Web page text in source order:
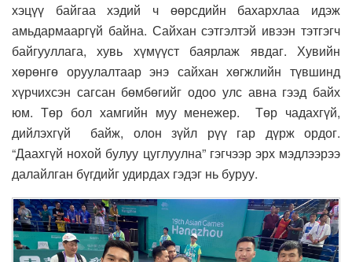
хэцүү байгаа хэдий ч өөрсдийн бахархлаа идэж
амьдармааргүй байна. Сайхан сэтгэлтэй ивээн тэтгэгч
байгууллага, хувь хүмүүст баярлаж явдаг. Хувийн
хөрөнгө оруулалтаар энэ сайхан хөгжлийн түвшинд
хүрчихсэн сагсан бөмбөгийг одоо улс авна гээд байх
юм. Төр бол хамгийн муу менежер. Төр чадахгүй,
дийлэхгүй байж, олон зүйл рүү гар дүрж ордог.
“Даахгүй нохой булуу цуглуулна” гэгчээр эрх мэдлээрээ
далайлган бүгдийг удирдах гэдэг нь буруу.